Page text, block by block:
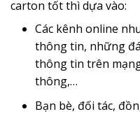
carton tốt thì dựa vào:
Các kênh online
thông tin, những
thông tin trên
thông,…
Bạn bè, đối tác,